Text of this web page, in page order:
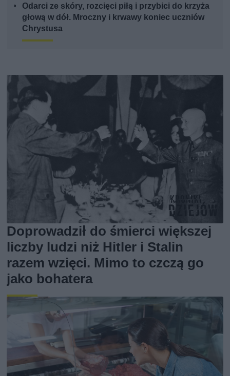
Odarci ze skóry, rozcięci piłą i przybici do krzyża
głową w dół. Mroczny i krwawy koniec uczniów
Chrystusa
Doprowadził do śmierci większej
liczby ludzi niż Hitler i Stalin
razem wzięci. Mimo to czczą go
jako bohatera